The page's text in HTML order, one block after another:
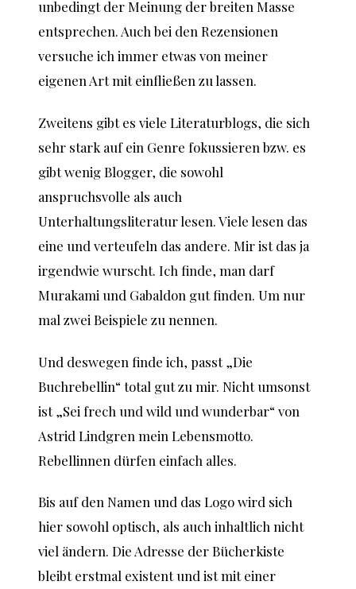
unbedingt der Meinung der breiten Masse
entsprechen. Auch bei den Rezensionen
versuche ich immer etwas von meiner
eigenen Art mit einfließen zu lassen.
Zweitens gibt es viele Literaturblogs, die sich
sehr stark auf ein Genre fokussieren bzw. es
gibt wenig Blogger, die sowohl
anspruchsvolle als auch
Unterhaltungsliteratur lesen. Viele lesen das
eine und verteufeln das andere. Mir ist das ja
irgendwie wurscht. Ich finde, man darf
Murakami und Gabaldon gut finden. Um nur
mal zwei Beispiele zu nennen.
Und deswegen finde ich, passt „Die
Buchrebellin“ total gut zu mir. Nicht umsonst
ist „Sei frech und wild und wunderbar“ von
Astrid Lindgren mein Lebensmotto.
Rebellinnen dürfen einfach alles.
Bis auf den Namen und das Logo wird sich
hier sowohl optisch, als auch inhaltlich nicht
viel ändern. Die Adresse der Bücherkiste
bleibt erstmal existent und ist mit einer